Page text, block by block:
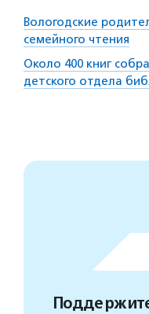
Вологодские
семейного чтения
Около 400 книг
детского отдела